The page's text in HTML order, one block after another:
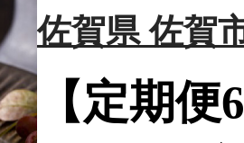
佐賀県 佐賀
【定期